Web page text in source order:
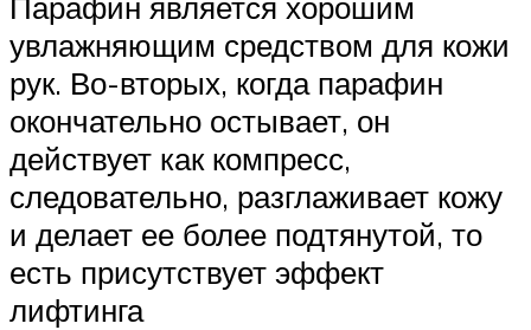
увлажняющим средством для кожи
рук. Во-вторых, когда парафин
окончательно остывает, он
действует как компресс,
следовательно, разглаживает кожу
и делает ее более подтянутой, то
есть присутствует эффект
лифтинга